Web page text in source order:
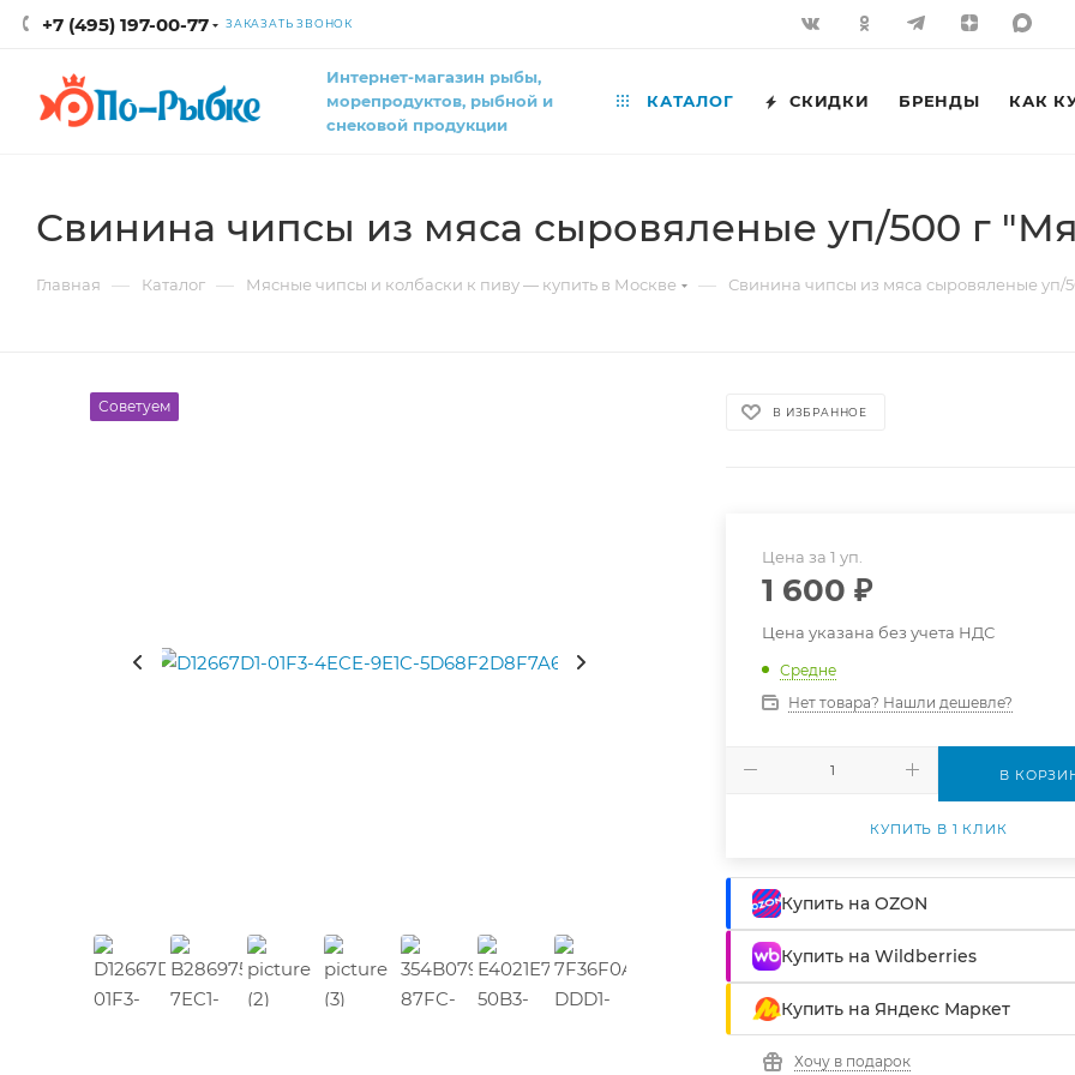
+7 (495) 197-00-77 ЗАКАЗАТЬ ЗВОНОК
Интернет-магазин рыбы,
морепродуктов, рыбной и
снековой продукции
КАТАЛОГ СКИДКИ БРЕНДЫ КАК
Свинина чипсы из мяса сыровяленые уп/500 г
Главная — Каталог — Мясные чипсы и колбаски к пиву — купить в Москве — Свинина чипсы из мяса сыровяленые уп/
Советуем В ИЗБРАННОЕ
Цена за 1 уп.
1 600 ₽
Цена указана без учета НДС
Средне
Нет товара? Нашли дешевле?
В
КУПИТЬ В 1 КЛИК
Купить на OZON
Купить на Wildberries
Купить на Яндекс Маркет
Хочу в подарок